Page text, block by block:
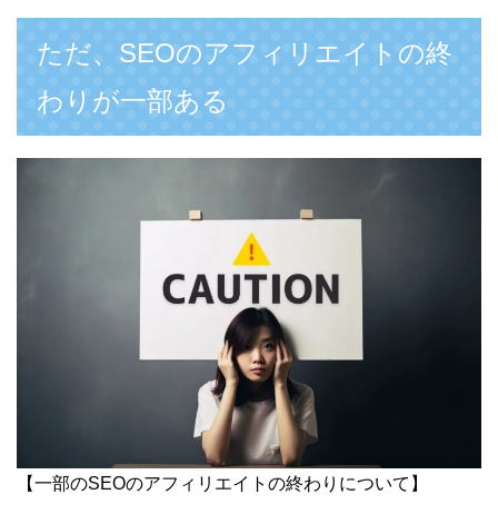
ただ、SEOのアフィリエイトの終
わりが一部ある
【一部のSEOのアフィリエイトの終わりについて】